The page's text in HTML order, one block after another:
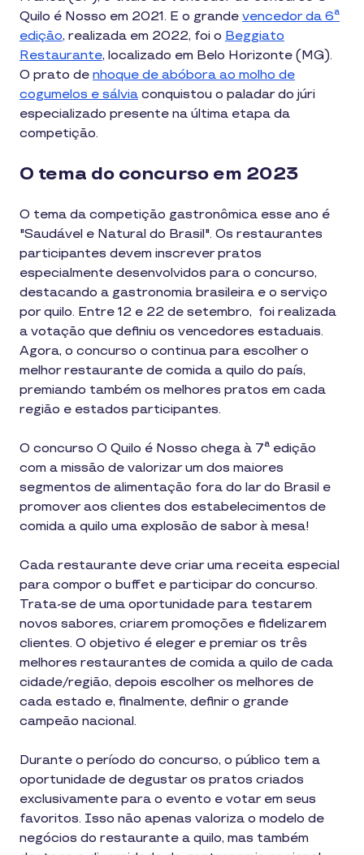
Quilo é Nosso em 2021. E o grande vencedor da 6ª
edição, realizada em 2022, foi o Beggiato
Restaurante, localizado em Belo Horizonte (MG).
O prato de nhoque de abóbora ao molho de
cogumelos e sálvia conquistou o paladar do júri
especializado presente na última etapa da
competição.
O tema do concurso em 2023
O tema da competição gastronômica esse ano é
"Saudável e Natural do Brasil". Os restaurantes
participantes devem inscrever pratos
especialmente desenvolvidos para o concurso,
destacando a gastronomia brasileira e o serviço
por quilo. Entre 12 e 22 de setembro, foi realizada
a votação que definiu os vencedores estaduais.
Agora, o concurso o continua para escolher o
melhor restaurante de comida a quilo do país,
premiando também os melhores pratos em cada
região e estados participantes.
O concurso O Quilo é Nosso chega à 7ª edição
com a missão de valorizar um dos maiores
segmentos de alimentação fora do lar do Brasil e
promover aos clientes dos estabelecimentos de
comida a quilo uma explosão de sabor à mesa!
Cada restaurante deve criar uma receita especial
para compor o buffet e participar do concurso.
Trata-se de uma oportunidade para testarem
novos sabores, criarem promoções e fidelizarem
clientes. O objetivo é eleger e premiar os três
melhores restaurantes de comida a quilo de cada
cidade/região, depois escolher os melhores de
cada estado e, finalmente, definir o grande
campeão nacional.
Durante o período do concurso, o público tem a
oportunidade de degustar os pratos criados
exclusivamente para o evento e votar em seus
favoritos. Isso não apenas valoriza o modelo de
negócios do restaurante a quilo, mas também